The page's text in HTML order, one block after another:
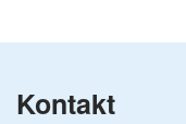
Kontakt